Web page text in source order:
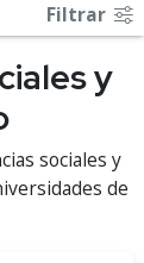
Filtrar
y
sociales y
de